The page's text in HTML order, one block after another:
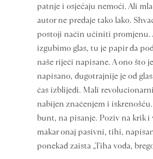
patnje i osjećaju nemoći. Ali
autor ne predaje tako lako.
postoji način učiniti promjenu.
izgubimo glas, tu je papir da
naše riječi napisane. A ono što je
napisano, dugotrajnije je od
čas izblijedi. Mali
nabijen značenjem i
bunt, na pisanje. Poziv na krik i
makar onaj pasivni, tihi,
ponekad zaista „Tiha voda,